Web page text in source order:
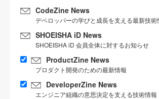
CodeZine News
デベロッパーの学びと成長を支える最新技術
SHOEISHA iD News
SHOEISHA iD 会員全体に対するお知らせ
ProductZine News
プロダクト開発のための最新情報
DeveloperZine News
エンジニア組織の意思決定を支える技術情報